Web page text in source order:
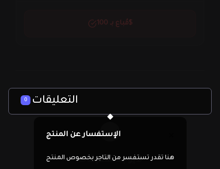
مُباع بـ 100$
0 التعليقات
لايوجد تعليقات
الإستفسار عن المنتج
هنا تقدر تستفسر من التاجر بخصوص المنتج